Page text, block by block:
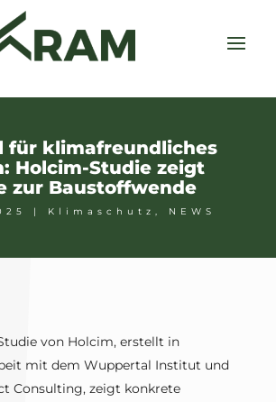
für klimafreundliches
Holcim-Studie zeigt
zur Baustoffwende
| Klimaschutz , NEWS
von Holcim, erstellt in
mit dem Wuppertal Institut und
Consulting, zeigt konkrete